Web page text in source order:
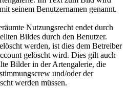
seinem Benutzernamen genannt.
Nutzungsrecht endet durch
Bildes durch den Benutzer.
werden, ist dies dem Betreiber
gelöscht wird. Dies gilt auch
Bilder in der Artengalerie, die
und/oder der
werden müssen.